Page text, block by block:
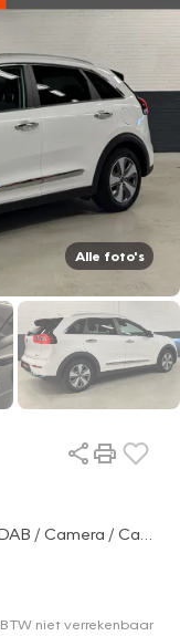
Alle foto's
BTW niet verrekenbaar